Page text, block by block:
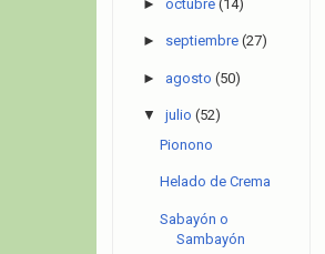
► octubre (14)
► septiembre (27)
► agosto (50)
▼ julio (52)
Pionono
Helado de Crema
Sabayón o
Sambayón